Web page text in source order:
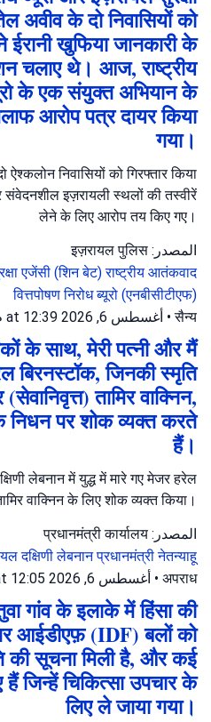
अवीव के दो निवासियों को
ईरानी खुफिया जानकारी के
चलाए थे। आज, राष्ट्रीय
के एक संयुक्त अभियान के
आरोप पत्र दायर किया
गया।
निवासियों को गिरफ्तार किया
संवेदनशील इज़रायली स्थलों की तस्वीरें
लेने के लिए आरोप तय किए गए।
المصدر: इज़रायल पुलिस
एजेंसी (शिन बेट)राष्ट्रीय आतंकवाद
वित्तपोषण निरोध ब्यूरो (एनबीसीटीएफ)
सैन्य
• أغسطس 6, 2026 at 12:39 م
के साथ, मेरी पत्नी और मैं
बिरनस्टॉक, जिनकी स्मृति
तामिर वाक्निन,
निधन पर शोक व्यक्त करते
हैं।
लेबनान में युद्ध में मारे गए मेजर हरेल
वाक्निन के लिए शोक व्यक्त किया।
المصدر: प्रधानमंत्री कार्यालय
दक्षिणी लेबनानप्रधानमंत्री नेतन्याहू
अपराध
• أغسطس 6, 2026 at 12:05 م
गांव के इलाके में हिंसा की
आईडीएफ़ (IDF) बलों को
की सूचना मिली है, और कई
जिन्हें चिकित्सा उपचार के
लिए ले जाया गया।